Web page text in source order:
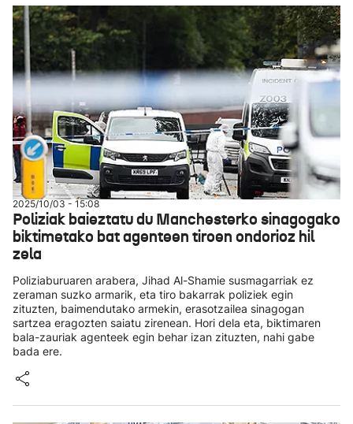
2025/10/03 - 15:08
Poliziak baieztatu du Manchesterko sinagogako
biktimetako bat agenteen tiroen ondorioz hil
zela
Poliziaburuaren arabera, Jihad Al-Shamie susmagarriak ez
zeraman suzko armarik, eta tiro bakarrak poliziek egin
zituzten, baimendutako armekin, erasotzailea sinagogan
sartzea eragozten saiatu zirenean. Hori dela eta, biktimaren
bala-zauriak agenteek egin behar izan zituzten, nahi gabe
bada ere.